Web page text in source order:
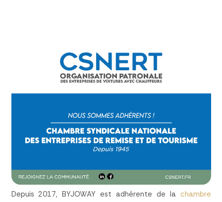
Depuis 2017, BYJOWAY est adhérente de la chambre